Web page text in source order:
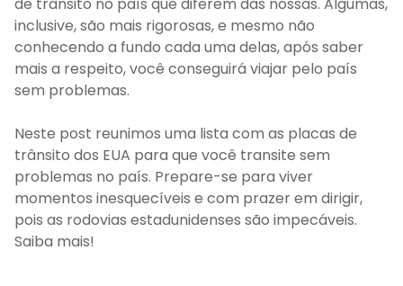
inclusive, são mais rigorosas, e mesmo não
conhecendo a fundo cada uma delas, após saber
mais a respeito, você conseguirá viajar pelo país
sem problemas.
Neste post reunimos uma lista com as placas de
trânsito dos EUA para que você transite sem
problemas no país. Prepare-se para viver
momentos inesquecíveis e com prazer em dirigir,
pois as rodovias estadunidenses são impecáveis.
Saiba mais!